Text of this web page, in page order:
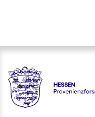
Hessen -